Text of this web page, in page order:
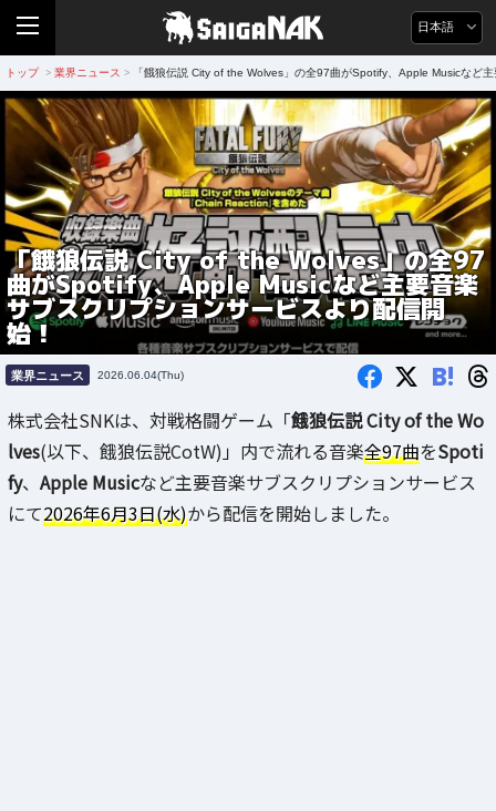
日本語
トップ > 業界ニュース > 「餓狼伝説 City of the Wolves」の全97曲がSpotify、Apple Musicなど
「餓狼伝説 City of the Wolves」の全97
曲がSpotify、Apple Musicなど主要音楽
サブスクリプションサービスより配信開
始！
業界ニュース 2026.06.04(Thu) B!
株式会社SNKは、対戦格闘ゲーム「餓狼伝説 City of the Wo
lves(以下、餓狼伝説CotW)」内で流れる音楽全97曲をSpoti
fy、 Apple Musicなど主要音楽サブスクリプションサービス
にて2026年6月3日(水)から配信を開始しました。